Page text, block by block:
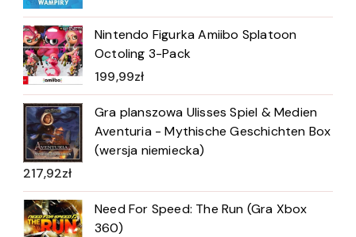
Nintendo Figurka Amiibo Splatoon
Octoling 3-Pack
199,99zł
Gra planszowa Ulisses Spiel & Medien
Aventuria - Mythische Geschichten Box
(wersja niemiecka)
217,92zł
Need For Speed: The Run (Gra Xbox
360)